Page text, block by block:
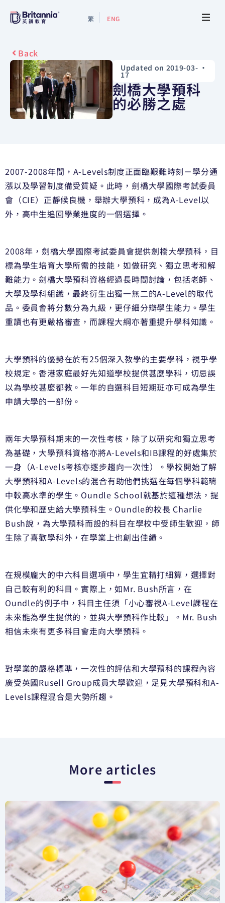
繁 ENG
Events
Study Guide
Contact Us
Back
Updated on 2019-03-
17
•
劍橋大學預科
的必勝之處
2007-2008年間，A-Levels制度正面臨艱難時刻－學分通
漲以及學習制度備受質疑。此時，劍橋大學國際考試委員
會（CIE）正靜候良機，舉辦大學預科，成為A-Level以
外，高中生追回學業進度的一個選擇。
2008年，劍橋大學國際考試委員會提供劍橋大學預科，目
標為學生培育大學所需的技能，如做研究、獨立思考和解
難能力。劍橋大學預科資格經過長時間討論，包括老師、
大學及學科組織，最終衍生出獨一無二的A-Level的取代
品。委員會將分數分為九級，更仔細分辯學生能力。學生
重讀也有更嚴格審查，而課程大綱亦著重提升學科知識。
大學預科的優勢在於有25個深入教學的主要學科，視乎學
校規定。香港家庭最好先知道學校提供甚麼學科，切忌誤
以為學校甚麼都教。一年的自選科目短期班亦可成為學生
申請大學的一部份。
兩年大學預科期末的一次性考核，除了以研究和獨立思考
為基礎，大學預科資格亦將A-Levels和IB課程的好處集於
一身（A-Levels考核亦逐步趨向一次性）。學校開始了解
大學預科和A-Levels的混合有助他們挑選在每個學科範疇
中較高水準的學生。Oundle School就基於這種想法，提
供化學和歷史給大學預科生。Oundle的校長 Charlie
Bush說，為大學預科而設的科目在學校中受師生歡迎，師
生除了喜歡學科外，在學業上也創出佳績。
在規模龐大的中六科目選項中，學生宜精打細算，選擇對
自己較有利的科目。實際上，如Mr. Bush所言，在
Oundle的例子中，科目主任須「小心審視A-Level課程在
未來能為學生提供的，並與大學預科作比較」。Mr. Bush
相信未來有更多科目會走向大學預科。
對學業的嚴格標準，一次性的評估和大學預科的課程內容
廣受英國Rusell Group成員大學歡迎，足見大學預科和A-
Levels課程混合是大勢所趨。
More articles